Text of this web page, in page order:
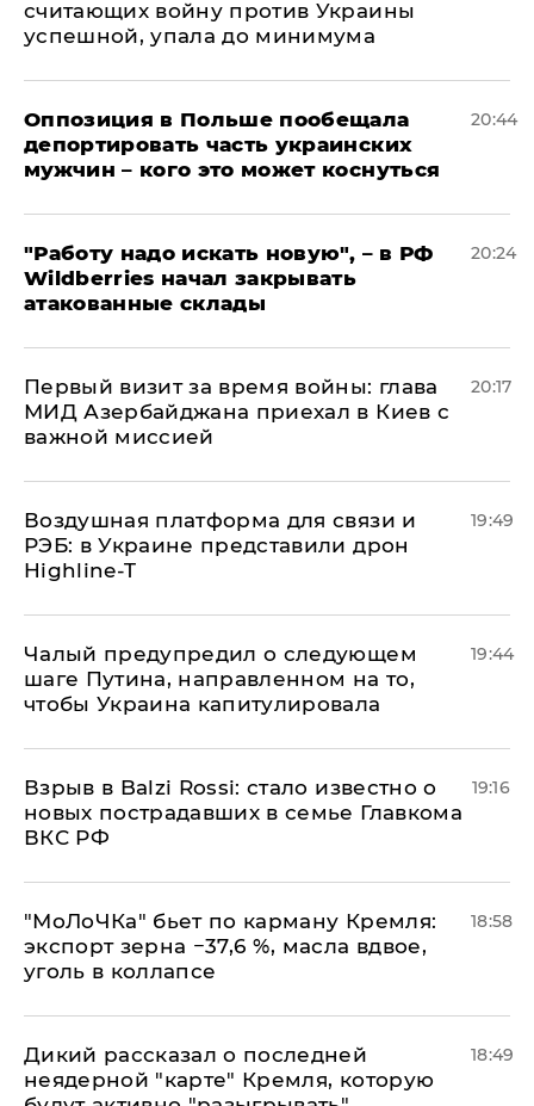
считающих войну против Украины
успешной, упала до минимума
Оппозиция в Польше пообещала
депортировать часть украинских
мужчин – кого это может коснуться
20:44
"Работу надо искать новую", – в РФ
Wildberries начал закрывать
атакованные склады
20:24
Первый визит за время войны: глава
МИД Азербайджана приехал в Киев с
важной миссией
20:17
Воздушная платформа для связи и
РЭБ: в Украине представили дрон
Highline-T
19:49
Чалый предупредил о следующем
шаге Путина, направленном на то,
чтобы Украина капитулировала
19:44
Взрыв в Balzi Rossi: стало известно о
новых пострадавших в семье Главкома
ВКС РФ
19:16
​"МоЛоЧКа" бьет по карману Кремля:
экспорт зерна −37,6 %, масла вдвое,
уголь в коллапсе
18:58
Дикий рассказал о последней
неядерной "карте" Кремля, которую
18:49